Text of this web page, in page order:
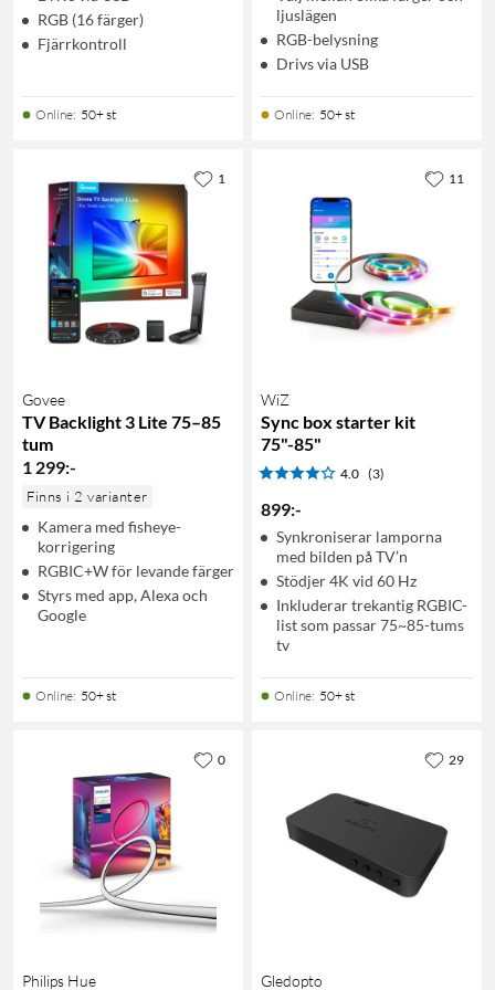
RGB (16 färger)
Fjärrkontroll
Online: 50+ st
ljuslägen
RGB-belysning
Drivs via USB
Online: 50+ st
Govee
TV Backlight 3 Lite 75–85
tum
1 299:-
Finns i 2 varianter
Kamera med fisheye-
korrigering
RGBIC+W för levande färger
Styrs med app, Alexa och
Google
Online: 50+ st
1
WiZ
Sync box starter kit
75"-85"
4.0 (3)
899:-
Synkroniserar lamporna
med bilden på TV’n
Stödjer 4K vid 60 Hz
Inkluderar trekantig RGBIC-
list som passar 75~85-tums
tv
Online: 50+ st
11
Philips Hue
0
Gledopto
29